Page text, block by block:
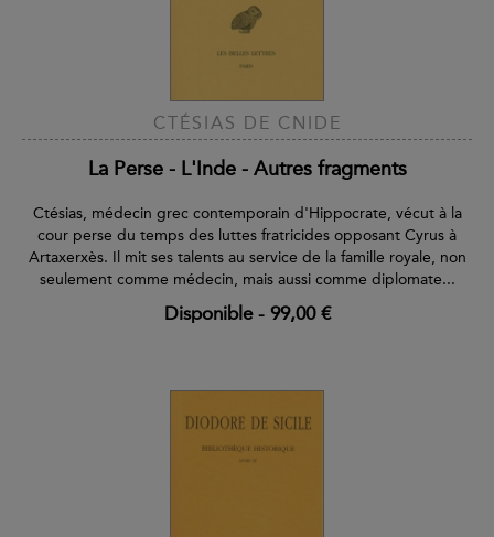
CTÉSIAS DE CNIDE
La Perse - L'Inde - Autres fragments
Ctésias, médecin grec contemporain d'Hippocrate, vécut à la
cour perse du temps des luttes fratricides opposant Cyrus à
Artaxerxès. Il mit ses talents au service de la famille royale, non
seulement comme médecin, mais aussi comme diplomate...
Disponible- 99,00 €